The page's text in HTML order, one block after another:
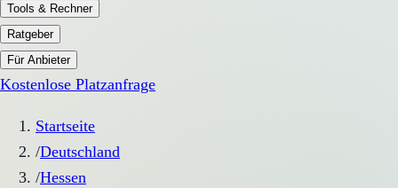
Tools & Rechner
Ratgeber
Für Anbieter
Kostenlose Platzanfrage
Startseite
/Deutschland
/Hessen